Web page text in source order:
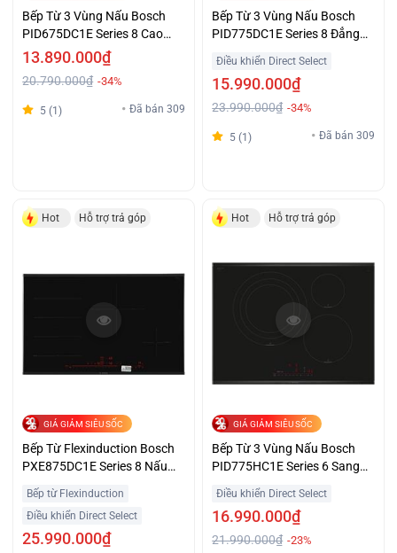
Bếp Từ 3 Vùng Nấu Bosch
PID675DC1E Series 8 Cao
Cấp Giá Tốt
13.890.000₫
20.790.000₫ -34%
5 (1) Đã bán 309
Bếp Từ 3 Vùng Nấu Bosch
PID775DC1E Series 8 Đẳng
Điều khiển Direct Select
15.990.000₫
23.990.000₫ -34%
5 (1) Đã bán 309
Hot Hỗ trợ trả góp
GIÁ GIẢM SIÊU SỐC
Bếp Từ Flexinduction Bosch
PXE875DC1E Series 8 Nấu
Nhanh Giá Tốt
Bếp từ Flexinduction
Điều khiển Direct Select
25.990.000₫
Hot Hỗ trợ trả góp
GIÁ GIẢM SIÊU SỐC
Bếp Từ 3 Vùng Nấu Bosch
PID775HC1E Series 6 Sang
Trọng Giá Ưu Đãi
Điều khiển Direct Select
16.990.000₫
21.990.000₫ -23%